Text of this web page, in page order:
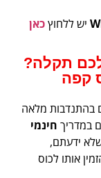
ללחוץכאן
תקלה?
מלאה
חינמי
ידעתם,
אותו לכוס